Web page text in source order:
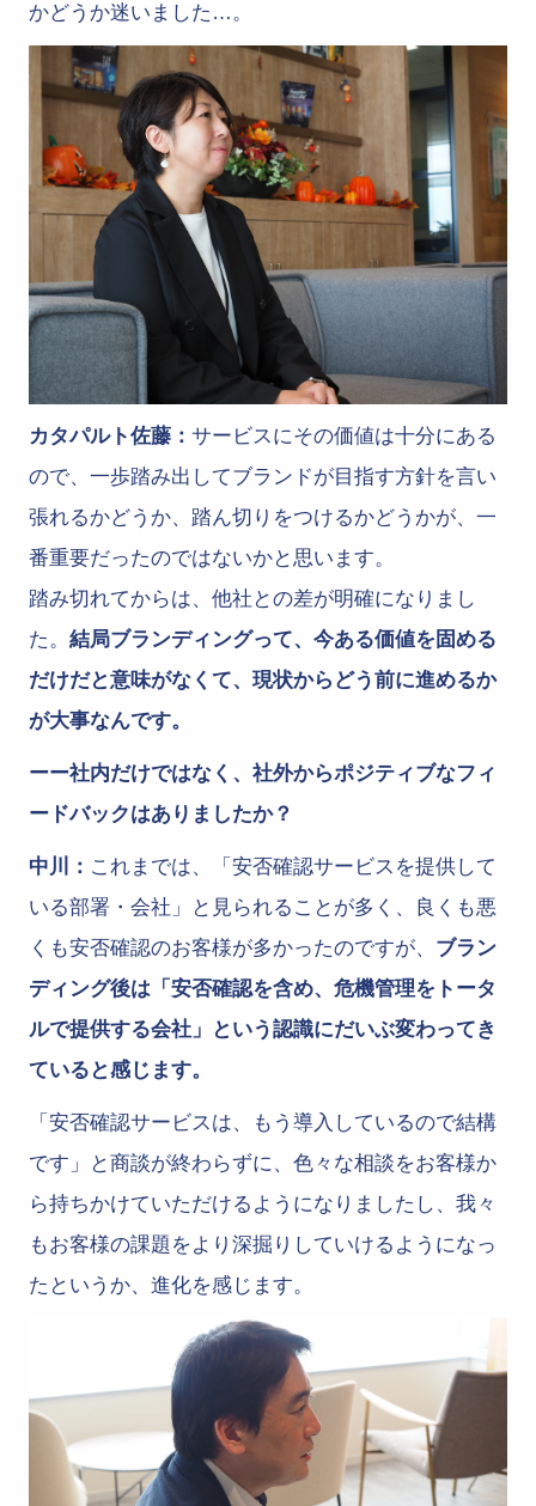
かどうか迷いました…。
カタパルト佐藤： サービスにその価値は十分にある
ので、一歩踏み出してブランドが目指す方針を言い
張れるかどうか、踏ん切りをつけるかどうかが、一
番重要だったのではないかと思います。
踏み切れてからは、他社との差が明確になりまし
た。 結局ブランディングって、今ある価値を固める
だけだと意味がなくて、現状からどう前に進めるか
が大事なんです。
ーー社内だけではなく、社外からポジティブなフィ
ードバックはありましたか？
中川： これまでは、「安否確認サービスを提供して
いる部署・会社」と見られることが多く、良くも悪
くも安否確認のお客様が多かったのですが、 ブラン
ディング後は「安否確認を含め、危機管理をトータ
ルで提供する会社」という認識にだいぶ変わってき
ていると感じます。
「安否確認サービスは、もう導入しているので結構
です」と商談が終わらずに、色々な相談をお客様か
ら持ちかけていただけるようになりましたし、我々
もお客様の課題をより深掘りしていけるようになっ
たというか、進化を感じます。